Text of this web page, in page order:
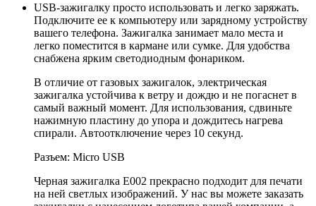
USB-зажигалку просто использовать и легко заряжать.
Подключите ее к компьютеру или зарядному устройству
вашего телефона. Зажигалка занимает мало места и
легко поместится в кармане или сумке. Для удобства
снабжена ярким светодиодным фонариком.
В отличие от газовых зажигалок, электрическая
зажигалка устойчива к ветру и дождю и не погаснет в
самый важный момент. Для использования, сдвиньте
нажимную пластину до упора и дождитесь нагрева
спирали. Автоотключение через 10 секунд.
Разъем: Micro USB
Черная зажигалка E002 прекрасно подходит для печати
на ней светлых изображений. У нас вы можете заказать